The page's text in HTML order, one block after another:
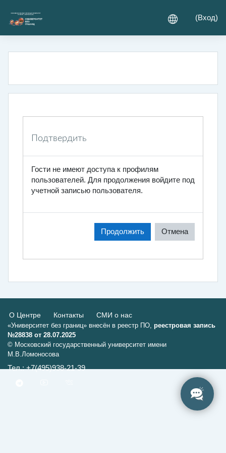
(Вход)
Подтвердить
Гости не имеют доступа к профилям
пользователей. Для продолжения войдите под
учетной записью пользователя.
Продолжить Отмена
О Центре Контакты СМИ о нас
«Университет без границ» внесён в реестр ПО, реестровая запись
№28838 от 28.07.2025
© Московский государственный университет имени
М.В.Ломоносова
Тел.: +7(495)938-21-39